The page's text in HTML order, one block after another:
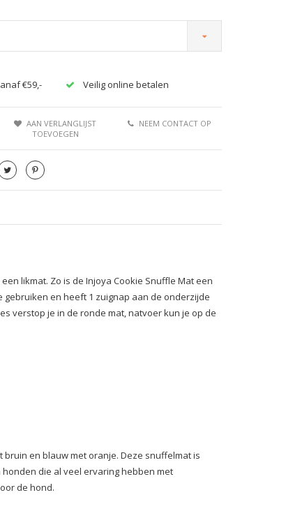
€59,- Veilig online betalen
AAN VERLANGLIJST
TOEVOEGEN
NEEM CONTACT OP
likmat. Zo is de Injoya Cookie Snuffle Mat een
gebruiken en heeft 1 zuignap aan de onderzijde
verstop je in de ronde mat, natvoer kun je op de
en blauw met oranje. Deze snuffelmat is
die al veel ervaring hebben met
de hond.